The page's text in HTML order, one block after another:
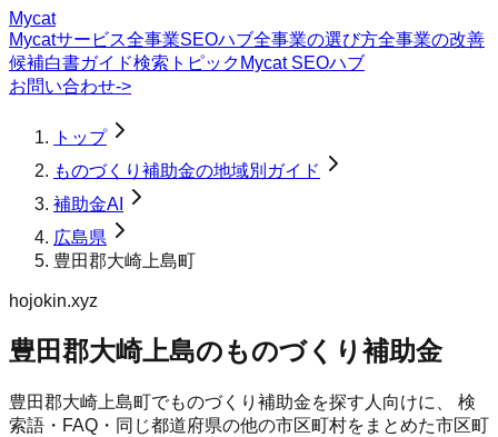
Mycat
Mycatサービス全事業SEOハブ全事業の選び方全事業の改善
候補白書ガイド検索トピック Mycat SEOハブ
お問い合わせ->
トップ
ものづくり補助金の地域別ガイド
補助金AI
広島県
豊田郡大崎上島町
hojokin.xyz
豊田郡大崎上島のものづくり補助金
豊田郡大崎上島町でものづくり補助金を探す人向けに、 検
索語・FAQ・同じ都道府県の他の市区町村をまとめた市区町